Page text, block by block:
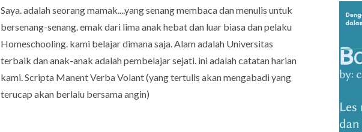
Saya. adalah seorang mamak....yang senang membaca dan menulis untuk
bersenang-senang. emak dari lima anak hebat dan luar biasa dan pelaku
Homeschooling. kami belajar dimana saja. Alam adalah Universitas
terbaik dan anak-anak adalah pembelajar sejati. ini adalah catatan harian
kami. Scripta Manent Verba Volant (yang tertulis akan mengabadi yang
terucap akan berlalu bersama angin)